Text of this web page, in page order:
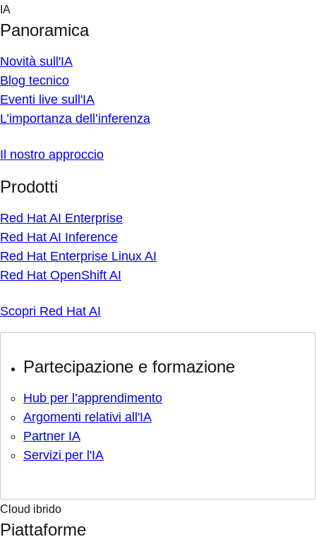
Skip
content
IA
Panoramica
Novità sull'IA
Blog tecnico
Eventi live sull'IA
L’importanza dell’inferenza
Il nostro approccio
Prodotti
Red Hat AI Enterprise
Red Hat AI Inference
Red Hat Enterprise Linux AI
Red Hat OpenShift AI
Scopri Red Hat AI
Partecipazione e formazione
Hub per l’apprendimento
Argomenti relativi all'IA
Partner IA
Servizi per l'IA
Cloud ibrido
Piattaforme